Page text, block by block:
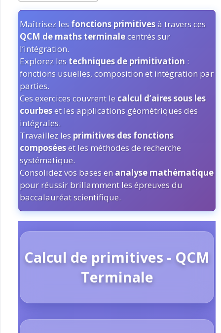
Maîtrisez les fonctions primitivesà travers ces
QCM de maths terminalecentrés sur
l’intégration.
Explorez les techniques de primitivation :
fonctions usuelles, composition et intégration par
parties.
Ces exercices couvrent le calcul d’aires sous les
courbeset les applications géométriques des
intégrales.
Travaillez les primitives des fonctions
composéeset les méthodes de recherche
systématique.
Consolidez vos bases en analyse mathématique
pour réussir brillamment les épreuves du
baccalauréat scientifique.
Calcul de primitives - QCM
Terminale